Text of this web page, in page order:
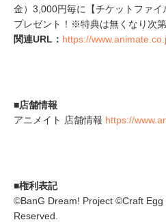
金）3,000円毎に【チケットファ
プレゼント！※特典は無くなり次第
関連URL： https://
■店舗情報
アニメイト 店舗情報 https://
■権利表記
©BanG Dream! Project ©Craft
Reserved.